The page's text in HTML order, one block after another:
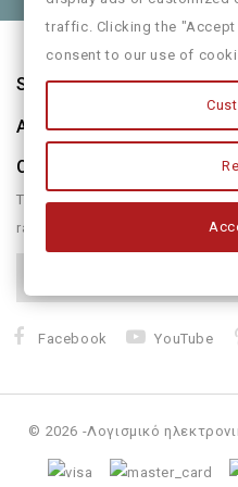
Store Information
About Us
Our Newsletter
There are many variations of
randomised
Facebook YouTube
© 2026 -Λογισμικό
traffic. Clicking the
consent to our use of